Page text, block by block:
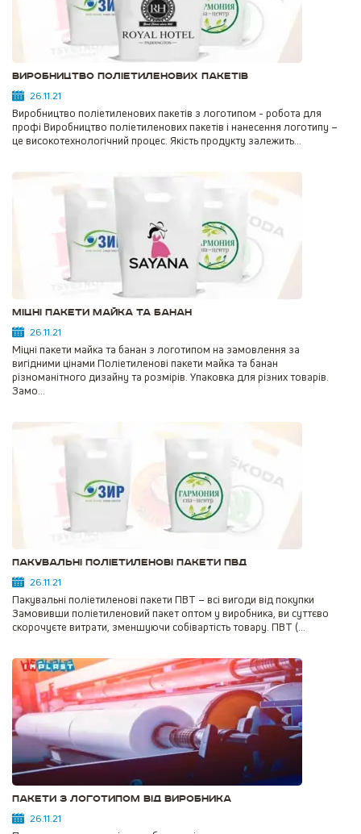
Виробництво поліетиленових пакетів
26.11.21
Виробництво поліетиленових пакетів з логотипом - робота для
профі Виробництво поліетиленових пакетів і нанесення логотипу –
це високотехнологічний процес. Якість продукту залежить...
Міцні пакети майка та банан
26.11.21
Міцні пакети майка та банан з логотипом на замовлення за
вигідними цінами Поліетиленові пакети майка та банан
різноманітного дизайну та розмірів. Упаковка для різних товарів.
Замо...
Пакувальні поліетиленові пакети ПВД
26.11.21
Пакувальні поліетиленові пакети ПВТ – всі вигоди від покупки
Замовивши поліетиленовий пакет оптом у виробника, ви суттєво
скорочуєте витрати, зменшуючи собівартість товару. ПВТ (...
Пакети з логотипом від виробника
26.11.21